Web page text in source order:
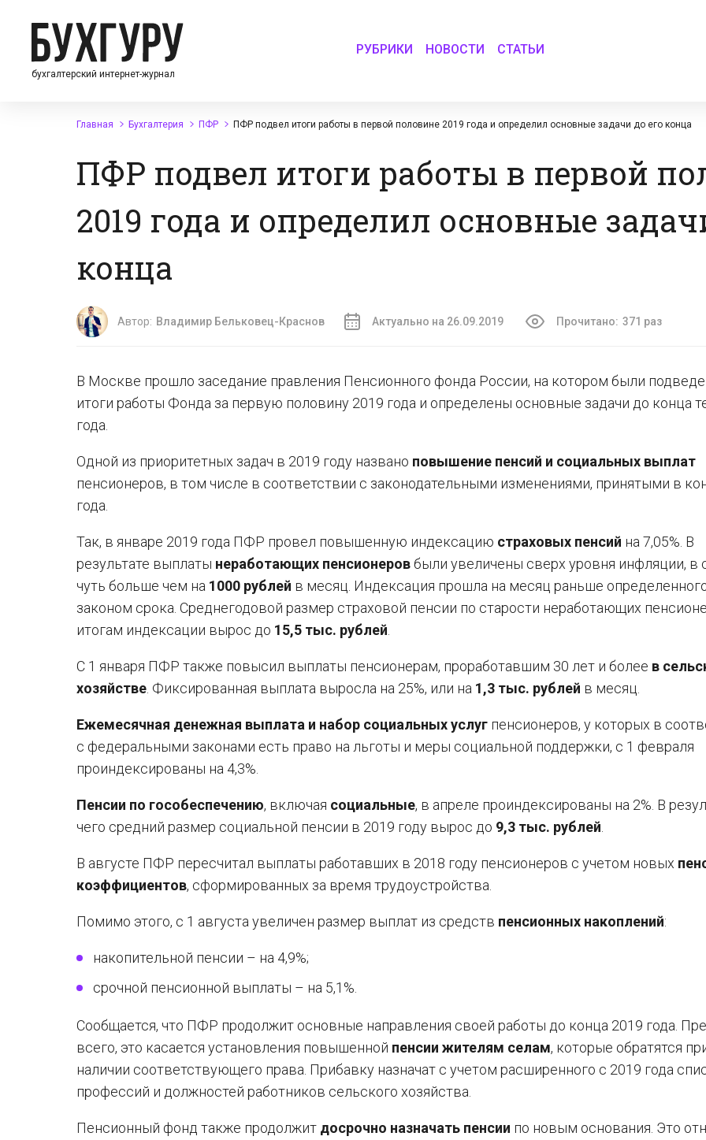
бухгалтерский интернет-журнал
РУБРИКИ НОВОСТИ СТАТЬИ
Главная Бухгалтерия ПФР ПФР подвел итоги работы в первой половине 2019 года и определил основные задачи до его конца
ПФР подвел итоги работы в первой
2019 года и определил основные
конца
Автор: Владимир Бельковец-Краснов Актуально на 26.09.2019 Прочитано: 371 раз
В Москве прошло заседание правления Пенсионного фонда России, на котором были
итоги работы Фонда за первую половину 2019 года и определены основные задачи до конца
года.
Одной из приоритетных задач в 2019 году названо повышение пенсий и социальных выплат
пенсионеров, в том числе в соответствии с законодательными изменениями, принятыми в
года.
Так, в январе 2019 года ПФР провел повышенную индексацию страховых пенсий на 7,05%. В
результате выплаты неработающих пенсионеровбыли увеличены сверх уровня инфляции, в
чуть больше чем на 1000 рублей в месяц. Индексация прошла на месяц раньше
законом срока. Среднегодовой размер страховой пенсии по старости неработающих
итогам индексации вырос до 15,5 тыс. рублей
С 1 января ПФР также повысил выплаты пенсионерам, проработавшим 30 лет и более в
хозяйстве . Фиксированная выплата выросла на 25%, или на 1,3 тыс. рублей в месяц.
Ежемесячная денежная выплата и набор социальных услуг пенсионеров, у которых в
с федеральными законами есть право на льготы и меры социальной поддержки, с 1 февраля
проиндексированы на 4,3%.
Пенсии по гособеспечению, включая социальные, в апреле проиндексированы на 2%. В
чего средний размер социальной пенсии в 2019 году вырос до 9,3 тыс. рублей
В августе ПФР пересчитал выплаты работавших в 2018 году пенсионеров с учетом новых
коэффициентов, сформированных за время трудоустройства.
Помимо этого, с 1 августа увеличен размер выплат из средств пенсионных накоплений:
накопительной пенсии – на 4,9%;
срочной пенсионной выплаты – на 5,1%.
Сообщается, что ПФР продолжит основные направления своей работы до конца 2019 года.
всего, это касается установления повышенной пенсии жителям селам, которые обратятся
наличии соответствующего права. Прибавку назначат с учетом расширенного с 2019 года
профессий и должностей работников сельского хозяйства.
Пенсионный фонд также продолжит досрочно назначать пенсии по новым основания. Это